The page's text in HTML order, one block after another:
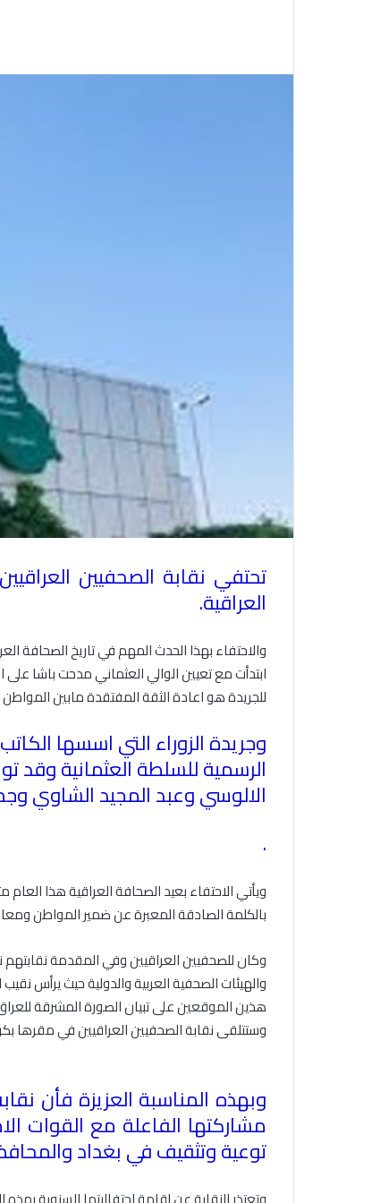
العراقية.
ابتدأت مع تعيين الوالي العثماني مدحت باشا
للجريدة هو اعادة الثقة المفتقدة مابين
وجريدة الزوراء التي اسسها
الرسمية للسلطة العثمانية
الالوسي وعبد المجيد الشاوي
.
ويأتي الاحتفاء بعيد الصحافة العراقية هذا
بالكلمة الصادقة المعبرة عن ضمير المواطن
وكان للصحفيين العراقيين وفي المقدمة
والهيئات الصحفية العربية والدولية حيث يرأس
هذين الموقعين على تبيان الصورة المشرقة
وستتلقى نقابة الصحفيين العراقيين في مقرها
وبهذه المناسبة العزيزة فأن
مشاركتها الفاعلة مع القوات
توعية وتثقيف في بغداد